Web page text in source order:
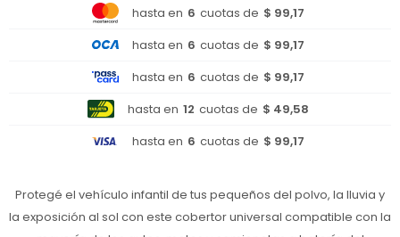
hasta en 6 cuotas de $ 99,17
hasta en 6 cuotas de $ 99,17
hasta en 6 cuotas de $ 99,17
hasta en 12 cuotas de $ 49,58
hasta en 6 cuotas de $ 99,17
Protegé el vehículo infantil de tus pequeños del polvo, la lluvia y
la exposición al sol con este cobertor universal compatible con la